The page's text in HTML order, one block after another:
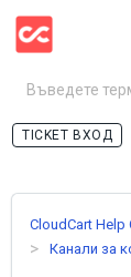
ВХОД
CloudCart Help
Канали за